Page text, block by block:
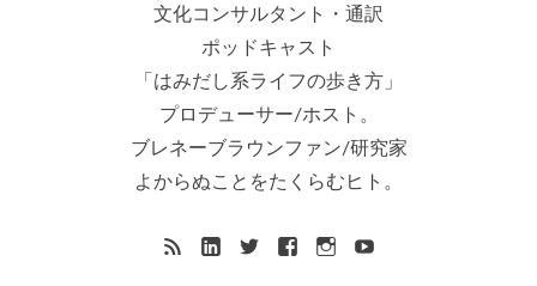
文化コンサルタント・通訳
ポッドキャスト
「はみだし系ライフの歩き方」
プロデューサー/ホスト。
ブレネーブラウンファン/研究家
よからぬことをたくらむヒト。